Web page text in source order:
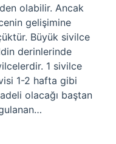
olabilir. Ancak
gelişimine
Büyük sivilce
derinlerinde
1 sivilce
1-2 hafta gibi
olacağı baştan